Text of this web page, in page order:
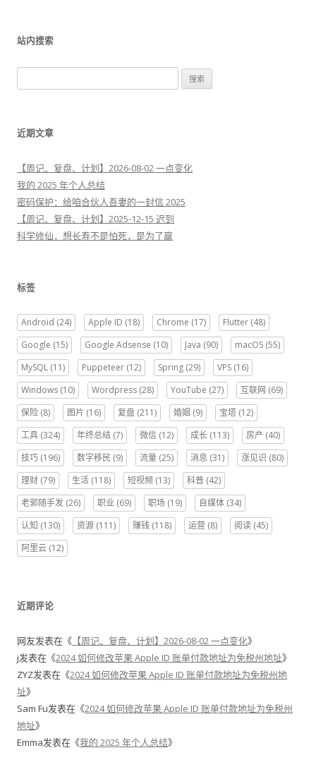
站内搜索
索
近期文章
【周记、复盘、计划】2026-08-02 一点变化
我的 2025 年个人总结
密码保护：给咱合伙人吾妻的一封信 2025
【周记、复盘、计划】2025-12-15 迟到
科学修仙，想长寿不是怕死，是为了赢
标签
Android (24) Apple ID (18) Chrome (17) Flutter (48)
Google (15) Google Adsense (10) Java (90) macOS (55)
MySQL (11) Puppeteer (12) Spring (29) VPS (16)
Windows (10) Wordpress (28) YouTube (27) 互联网 (69)
保险 (8) 图片 (16) 复盘 (211) 婚姻 (9) 宝塔 (12)
工具 (324) 年终总结 (7) 微信 (12) 成长 (113) 房产 (40)
技巧 (196) 数字移民 (9) 流量 (25) 消息 (31) 涨见识 (80)
理财 (79) 生活 (118) 短视频 (13) 科普 (42)
老郭随手发 (26) 职业 (69) 职场 (19) 自媒体 (34)
认知 (130) 资源 (111) 赚钱 (118) 运营 (8) 阅读 (45)
阿里云 (12)
近期评论
网友发表在《 【周记、复盘、计划】2026-08-02 一点变化》
j发表在《2024 如何修改苹果 Apple ID 账单付款地址为免税州地址》
ZYZ发表在《2024 如何修改苹果 Apple ID 账单付款地址为免税州地
址》
Sam Fu发表在《2024 如何修改苹果 Apple ID 账单付款地址为免税州
地址》
Emma发表在《我的 2025 年个人总结》